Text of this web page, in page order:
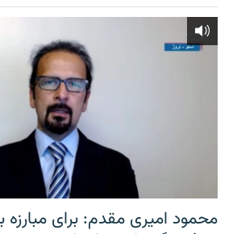
محمود امیری مقدم: برای مبارزه